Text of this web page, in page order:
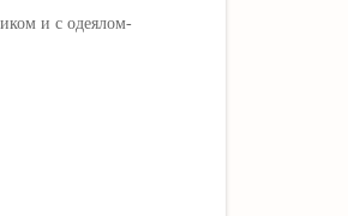
и с одеялом-